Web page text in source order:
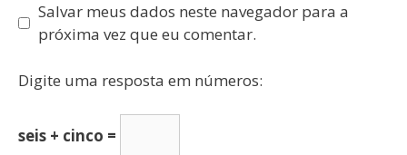
Salvar meus dados neste navegador para a
próxima vez que eu comentar.
Digite uma resposta em números:
seis + cinco =